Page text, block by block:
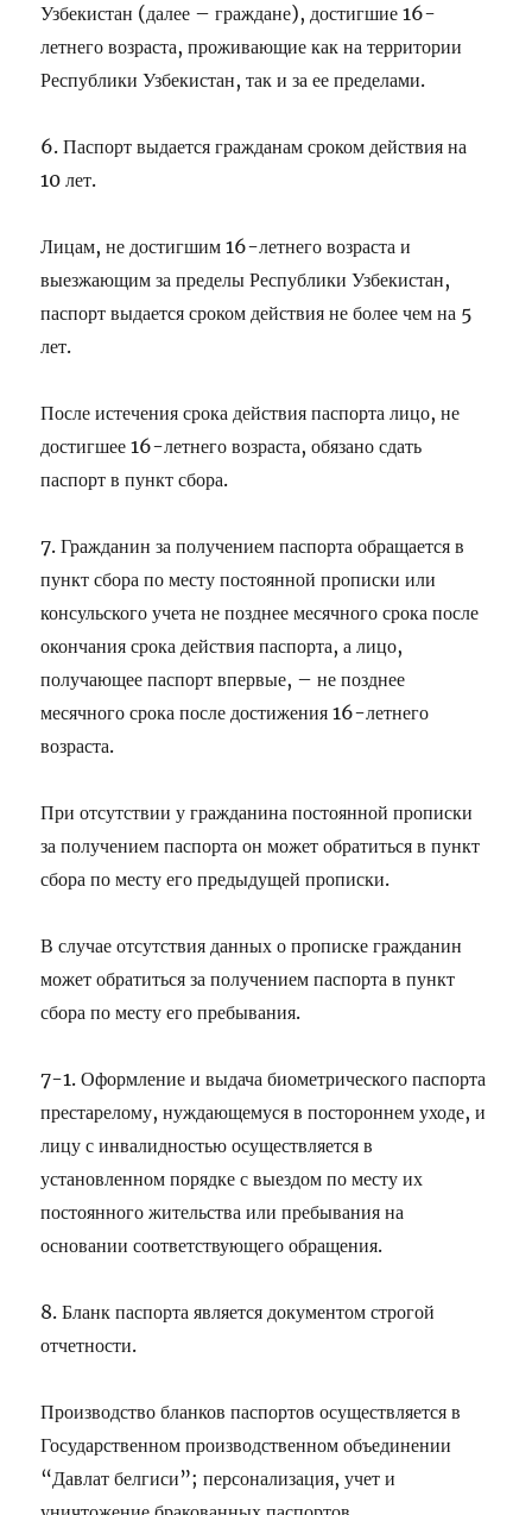
Узбекистан (далее – граждане), достигшие 16-
летнего возраста, проживающие как на территории
Республики Узбекистан, так и за ее пределами.
6. Паспорт выдается гражданам сроком действия на
10 лет.
Лицам, не достигшим 16-летнего возраста и
выезжающим за пределы Республики Узбекистан,
паспорт выдается сроком действия не более чем на 5
лет.
После истечения срока действия паспорта лицо, не
достигшее 16-летнего возраста, обязано сдать
паспорт в пункт сбора.
7. Гражданин за получением паспорта обращается в
пункт сбора по месту постоянной прописки или
консульского учета не позднее месячного срока после
окончания срока действия паспорта, а лицо,
получающее паспорт впервые, – не позднее
месячного срока после достижения 16-летнего
возраста.
При отсутствии у гражданина постоянной прописки
за получением паспорта он может обратиться в пункт
сбора по месту его предыдущей прописки.
В случае отсутствия данных о прописке гражданин
может обратиться за получением паспорта в пункт
сбора по месту его пребывания.
7-1. Оформление и выдача биометрического паспорта
престарелому, нуждающемуся в постороннем уходе, и
лицу с инвалидностью осуществляется в
установленном порядке с выездом по месту их
постоянного жительства или пребывания на
основании соответствующего обращения.
8. Бланк паспорта является документом строгой
отчетности.
Производство бланков паспортов осуществляется в
Государственном производственном объединении
“Давлат белгиси”; персонализация, учет и